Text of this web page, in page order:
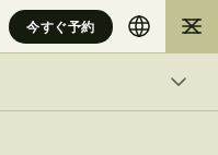
今すぐ予約